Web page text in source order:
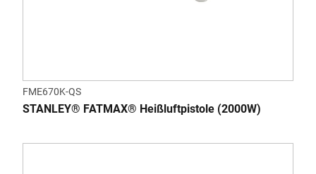
FME670K-QS
STANLEY® FATMAX® Heißluftpistole (2000W)